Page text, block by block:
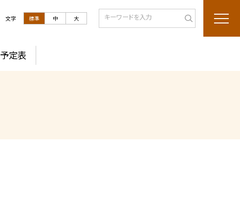
文字 標準 中 大
予定表